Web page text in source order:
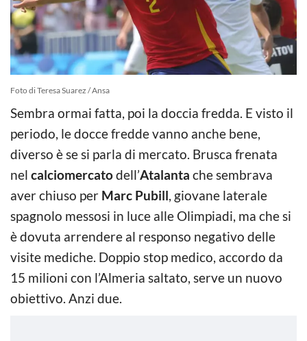
Foto di Teresa Suarez / Ansa
Sembra ormai fatta, poi la doccia fredda. E visto il
periodo, le docce fredde vanno anche bene,
diverso è se si parla di mercato. Brusca frenata
nel calciomercatodell’Atalanta che sembrava
aver chiuso per Marc Pubill, giovane laterale
spagnolo messosi in luce alle Olimpiadi, ma che si
è dovuta arrendere al responso negativo delle
visite mediche. Doppio stop medico, accordo da
15 milioni con l’Almeria saltato, serve un nuovo
obiettivo. Anzi due.